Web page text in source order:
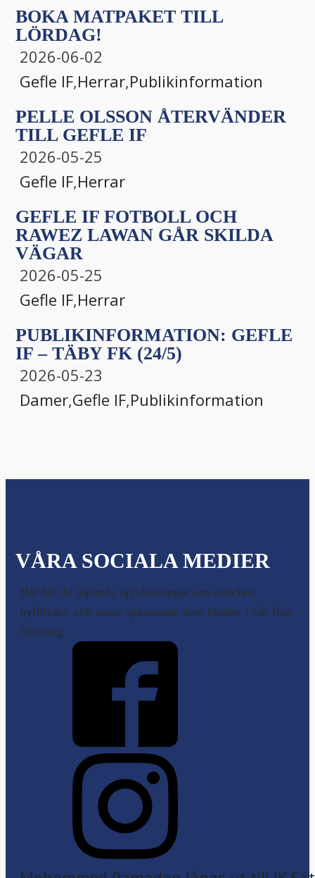
BOKA MATPAKET TILL
LÖRDAG!
2026-06-02
Gefle IF,Herrar,Publikinformation
PELLE OLSSON ÅTERVÄNDER
TILL GEFLE IF
2026-05-25
Gefle IF,Herrar
GEFLE IF FOTBOLL OCH
RAWEZ LAWAN GÅR SKILDA
VÄGAR
2026-05-25
Gefle IF,Herrar
PUBLIKINFORMATION: GEFLE
IF – TÄBY FK (24/5)
2026-05-23
Damer,Gefle IF,Publikinformation
VÅRA SOCIALA MEDIER
Här får du löpande uppdateringar om matcher,
nyförvärv och annat spännande som händer i vår fina
förening.